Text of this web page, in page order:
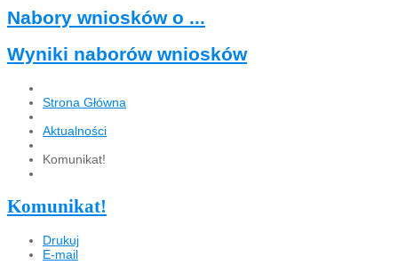
Nabory wniosków o ...
Wyniki naborów wniosków
Strona Główna
Aktualności
Komunikat!
Komunikat!
Drukuj
E-mail